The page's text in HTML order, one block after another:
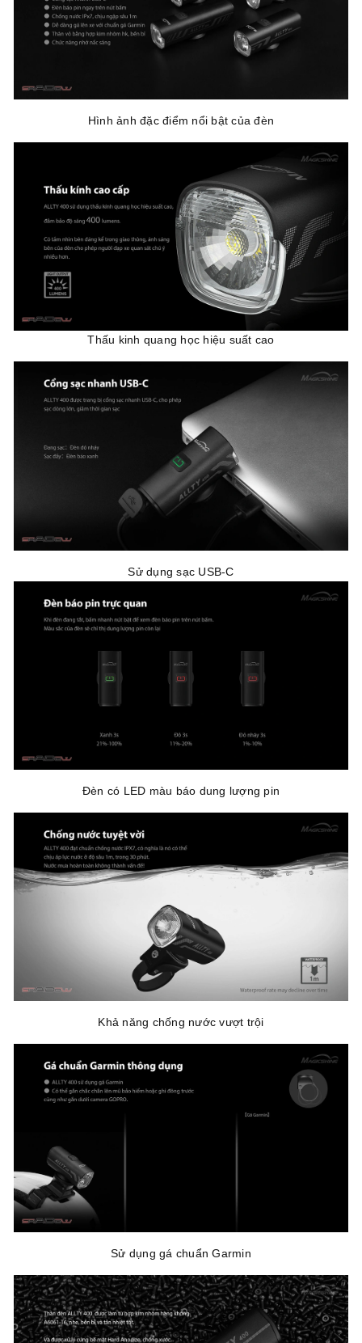
Hình ảnh đặc điểm nổi bật của đèn
Thấu kinh quang học hiệu suất cao
Sử dụng sạc USB-C
Đèn có LED màu báo dung lượng pin
Khả năng chống nước vượt trội
Sử dụng gá chuẩn Garmin